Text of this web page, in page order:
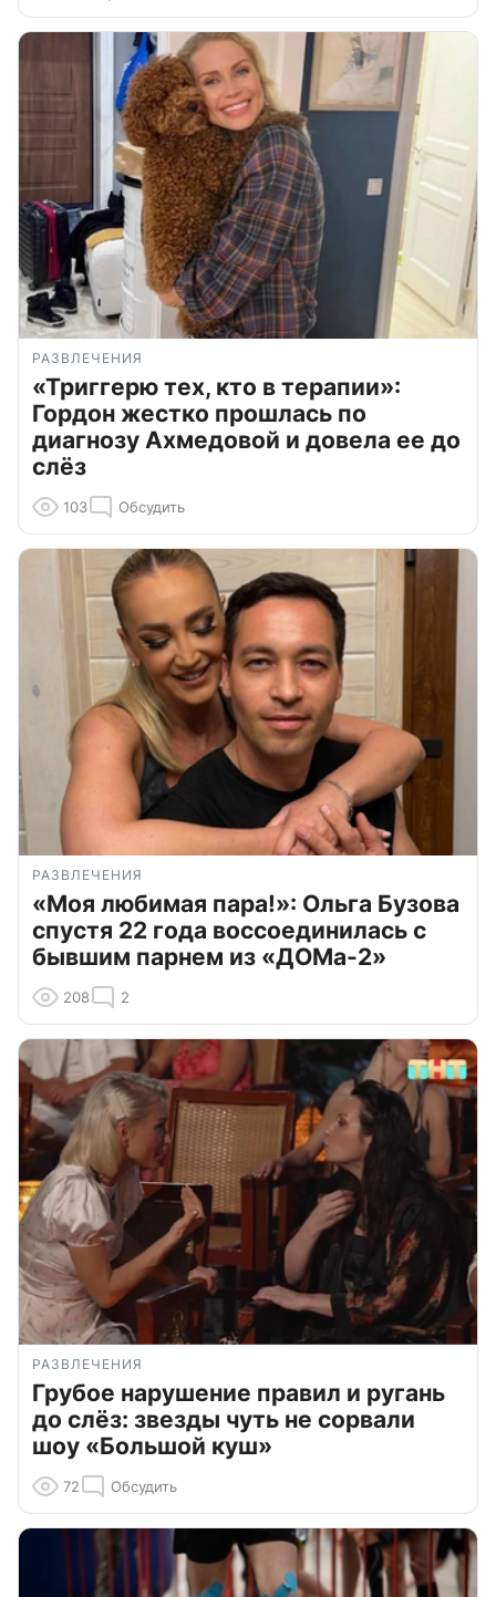
РАЗВЛЕЧЕНИЯ
«Триггерю тех, кто в терапии»:
Гордон жестко прошлась по
диагнозу Ахмедовой и довела ее до
слёз
103 Обсудить
РАЗВЛЕЧЕНИЯ
«Моя любимая пара!»: Ольга Бузова
спустя 22 года воссоединилась с
бывшим парнем из «ДОМа-2»
208 2
РАЗВЛЕЧЕНИЯ
Грубое нарушение правил и ругань
до слёз: звезды чуть не сорвали
шоу «Большой куш»
72 Обсудить